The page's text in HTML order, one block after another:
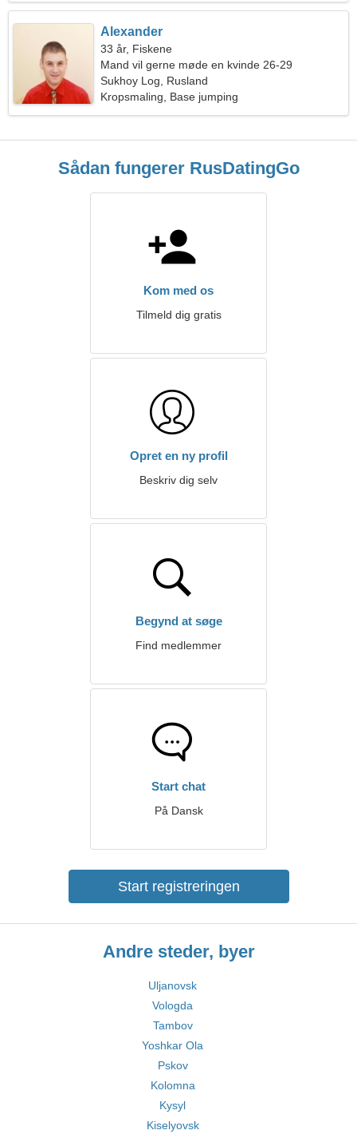
Alexander
33 år, Fiskene
Mand vil gerne møde en kvinde 26-29
Sukhoy Log, Rusland
Kropsmaling, Base jumping
Sådan fungerer RusDatingGo
Kom med os
Tilmeld dig gratis
Opret en ny profil
Beskriv dig selv
Begynd at søge
Find medlemmer
Start chat
På Dansk
Start registreringen
Andre steder, byer
Uljanovsk
Vologda
Tambov
Yoshkar Ola
Pskov
Kolomna
Kysyl
Kiselyovsk